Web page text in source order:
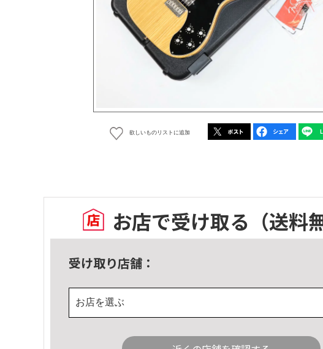
欲しいものリストに追加
お店で受け取る （送料
受け取り店舗：
お店を選ぶ